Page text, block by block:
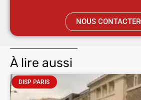
NOUS CONTACTER
À lire aussi
DISP PARIS